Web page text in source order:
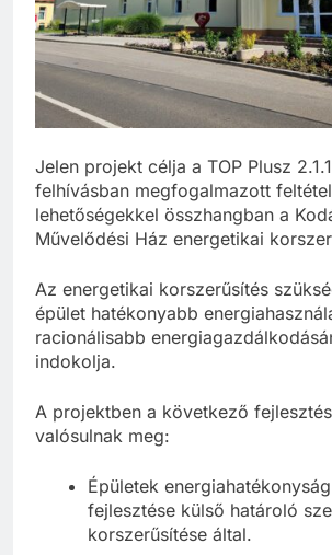
Jelen projekt célja a TOP Plusz
felhívásban megfogalmazott
lehetőségekkel összhangban a
Művelődési Ház energetikai
Az energetikai korszerűsítés
épület hatékonyabb
racionálisabb
indokolja.
A projektben a következő
valósulnak meg:
Épületek
fejlesztése külső határoló
korszerűsítése által.